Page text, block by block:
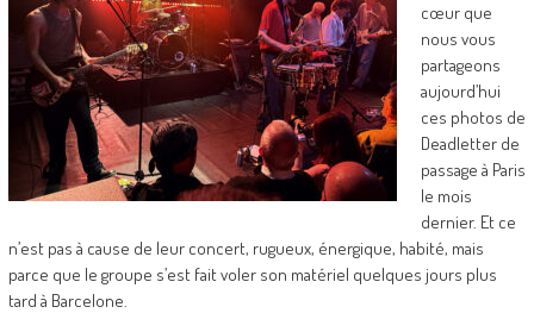
cœur que
nous vous
partageons
aujourd’hui
ces photos de
Deadletter de
passage à Paris
le mois
dernier. Et ce
n’est pas à cause de leur concert, rugueux, énergique, habité, mais
parce que le groupe s’est fait voler son matériel quelques jours plus
tard à Barcelone.